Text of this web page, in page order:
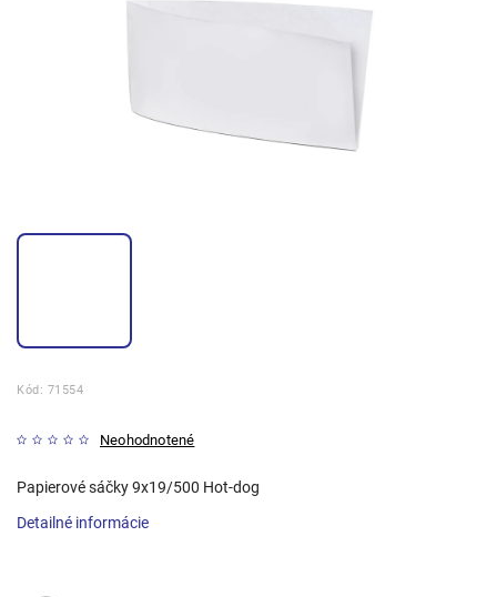
Kód: 71554
Neohodnotené
Papierové sáčky 9x19/500 Hot-dog
Detailné informácie